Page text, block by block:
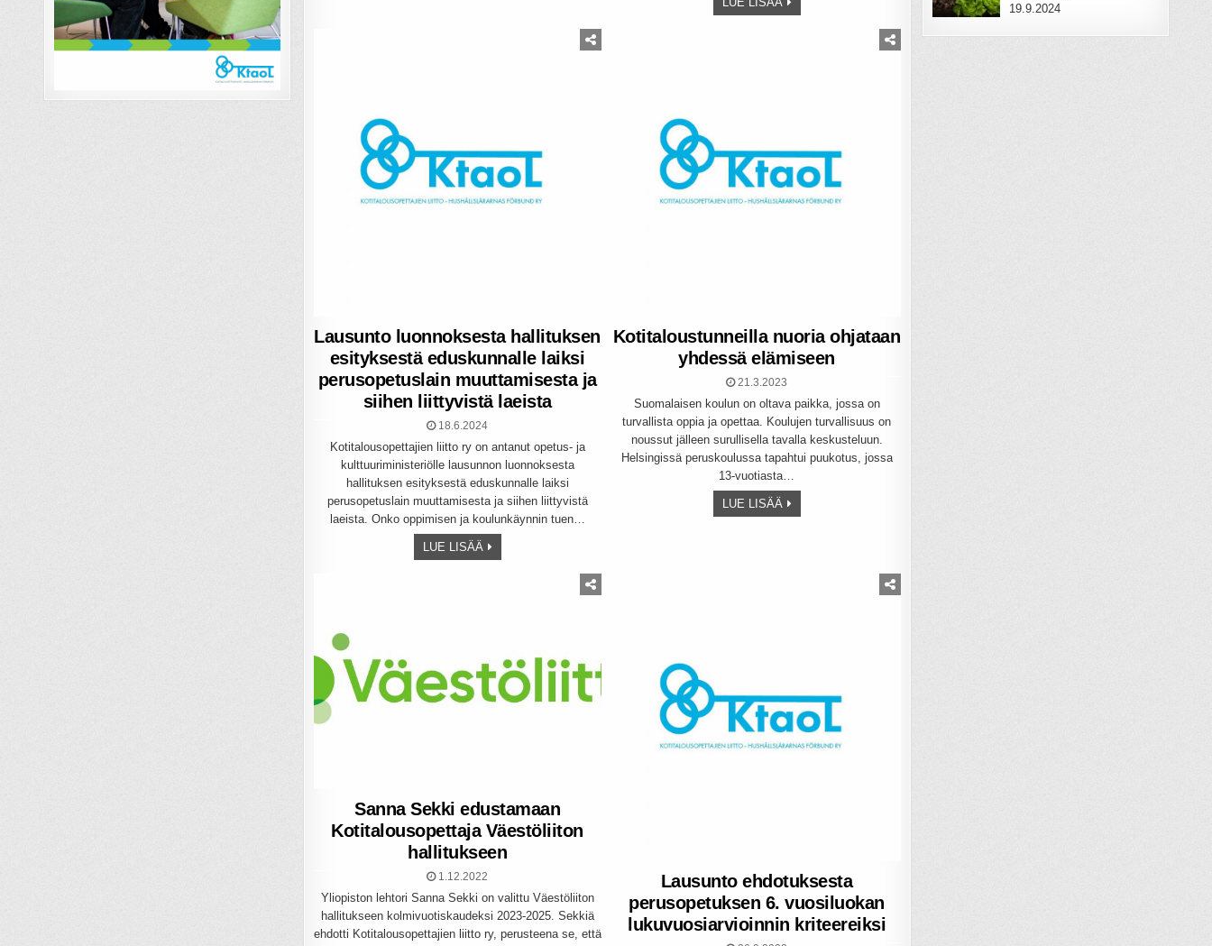
Lausunto luonnoksesta hallituksen
esityksestä eduskunnalle laiksi
perusopetuslain muuttamisesta ja
siihen liittyvistä laeista
18.6.2024
Kotitalousopettajien liitto ry on antanut opetus- ja
kulttuuriministeriölle lausunnon luonnoksesta
hallituksen esityksestä eduskunnalle laiksi
perusopetuslain muuttamisesta ja siihen liittyvistä
laeista. Onko oppimisen ja koulunkäynnin tuen…
LUE LISÄÄ
Kotitaloustunneilla nuoria ohjataan
yhdessä elämiseen
21.3.2023
Suomalaisen koulun on oltava paikka, jossa on
turvallista oppia ja opettaa. Koulujen turvallisuus on
noussut jälleen surullisella tavalla keskusteluun.
Helsingissä peruskoulussa tapahtui puukotus, jossa
13-vuotiasta…
LUE LISÄÄ
Sanna Sekki edustamaan
Kotitalousopettaja Väestöliiton
hallitukseen
1.12.2022
Yliopiston lehtori Sanna Sekki on valittu Väestöliiton
hallitukseen kolmivuotiskaudeksi 2023-2025. Sekkiä
ehdotti Kotitalousopettajien liitto ry, perusteena se, että
Lausunto ehdotuksesta
perusopetuksen 6. vuosiluokan
lukuvuosiarvioinnin kriteereiksi
19.9.2024